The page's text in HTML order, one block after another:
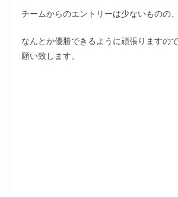
チームからのエントリーは少ないものの、
なんとか優勝できるように頑張りますの
願い致します。